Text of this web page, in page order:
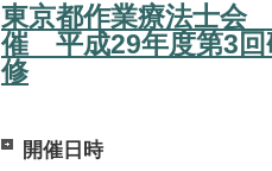
東京都作業療法士会
催 平成29年度第3
修
開催日時